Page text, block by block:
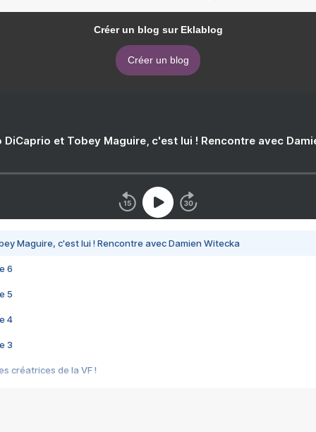
Créer un blog sur Eklablog
Créer un blog
DiCaprio et Tobey Maguire, c'est lui ! Rencontre avec
Maguire, c'est lui ! Rencontre avec Damien Witecka
6
5
4
3
créatrices de la VF !